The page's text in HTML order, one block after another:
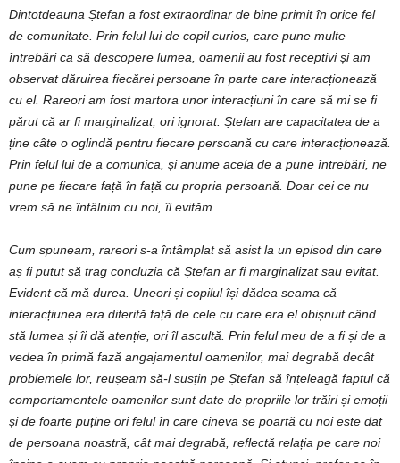
Dintotdeauna Ștefan a fost extraordinar de bine primit în orice fel
de comunitate. Prin felul lui de copil curios, care pune multe
întrebări ca să descopere lumea, oamenii au fost receptivi și am
observat dăruirea fiecărei persoane în parte care interacționează
cu el. Rareori am fost martora unor interacțiuni în care să mi se fi
părut că ar fi marginalizat, ori ignorat. Ștefan are capacitatea de a
ține câte o oglindă pentru fiecare persoană cu care interacționează.
Prin felul lui de a comunica, și anume acela de a pune întrebări, ne
pune pe fiecare față în față cu propria persoană. Doar cei ce nu
vrem să ne întâlnim cu noi, îl evităm.
Cum spuneam, rareori s-a întâmplat să asist la un episod din care
aș fi putut să trag concluzia că Ștefan ar fi marginalizat sau evitat.
Evident că mă durea. Uneori și copilul își dădea seama că
interacțiunea era diferită față de cele cu care era el obișnuit când
stă lumea și îi dă atenție, ori îl ascultă. Prin felul meu de a fi și de a
vedea în primă fază angajamentul oamenilor, mai degrabă decât
problemele lor, reușeam să-l susțin pe Ștefan să înțeleagă faptul că
comportamentele oamenilor sunt date de propriile lor trăiri și emoții
și de foarte puține ori felul în care cineva se poartă cu noi este dat
de persoana noastră, cât mai degrabă, reflectă relația pe care noi